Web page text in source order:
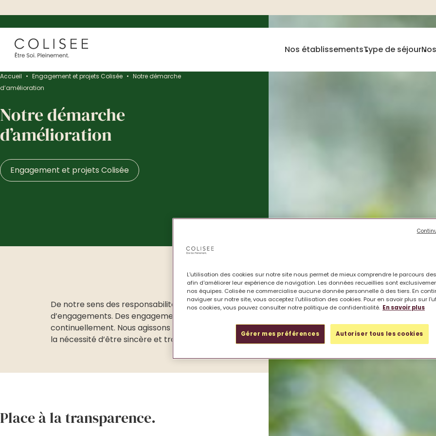
Nos établissementsType de séjour
Accueil • Engagement et projets Colisée • Notre démarche
d’amélioration
Notre démarche
d’amélioration
Engagement et projets Colisée
Nous nous engageons à progresser, preuves à
De notre sens des responsabilités dépend le bien-être de chacun. Rien n’est parfait mais tout est
d’engagements. Des engagements, nous en prenons, nous les mettons en œuvre et nous en
continuellement. Nous agissons pour bâtir des liens de confiance entre les Mentors, soit les
la nécessité d’être sincère et transparent.
Place à la transparence.
L'utilisation des cookies sur notre site nous permet de mieux comprendre le parcours
afin d'améliorer leur expérience de navigation. Les données recueillies sont
nos équipes. Colisée ne commercialise aucune donnée personnelle à des tiers. En
naviguer sur notre site, vous acceptez l'utilisation des cookies. Pour en savoir plus sur
nos cookies, vous pouvez consulter notre politique de confidentialité. En savoir plus
Gérer mes préférences Autoriser tous les cookies